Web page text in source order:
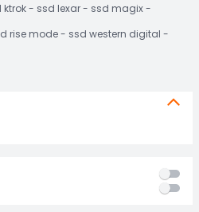
ENTRE
SE
ktrok ssd lexar
ssd magix
rise mode
ssd western digital